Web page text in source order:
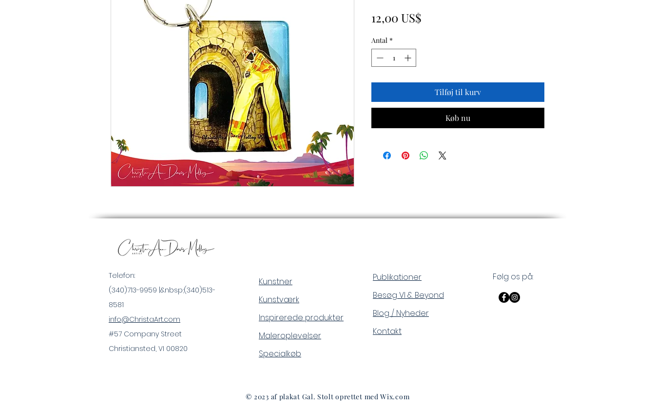
12,00 US$
Antal *
Tilføj til kurv
Køb nu
Telefon:
(340)713-9959 |&nbsp;(340)513-
8581
info@ChristaArt.com
#57 Company Street
Christiansted, VI 00820
Kunstner
Kunstværk
Inspirerede produkter
Maleroplevelser
Specialkøb
Publikationer
Besøg VI & Beyond
Blog / Nyheder
Kontakt
Følg os på:
© 2023 af plakat Gal. Stolt oprettet medWix.com